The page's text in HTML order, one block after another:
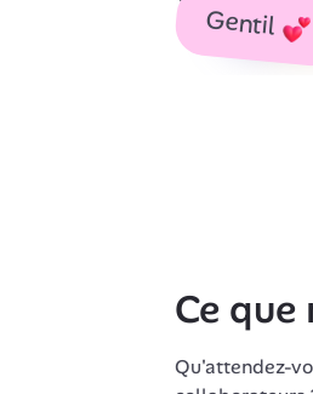
Gentil
Ce
Qu'attendez-